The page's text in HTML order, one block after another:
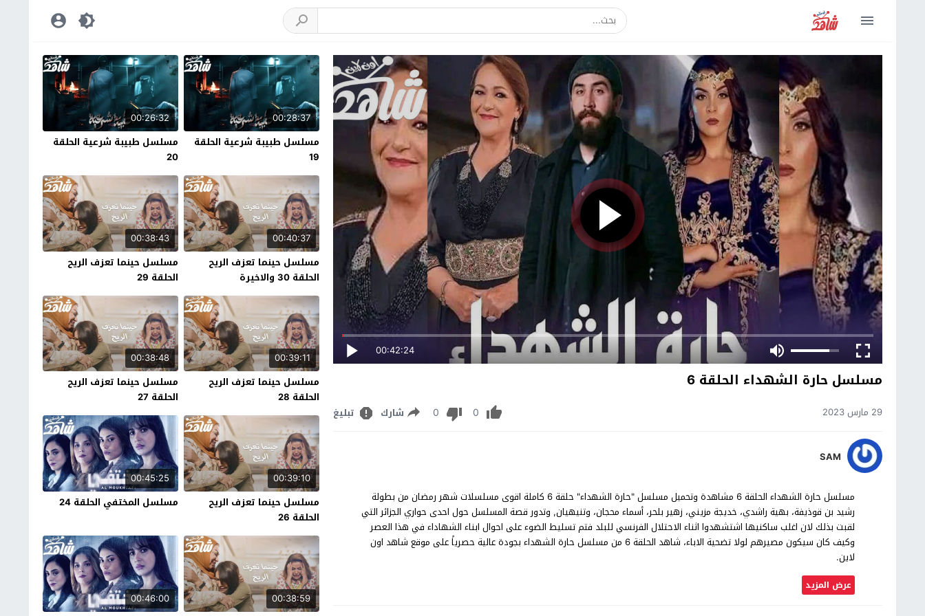
00:42:24
مسلسل حارة الشهداء الحلقة 6
29 مارس 2023 0
0 شارك تبليغ
SAM
مسلسل حارة الشهداء الحلقة 6 مشاهدة وتحميل مسلسل "حارة الشهداء" حلقة 6 كاملة اقوى مسلسلات شهر رمضان من بطولة
رشيد بن قوذيفة، بهية راشدي، خديجة مزيني، زهير بلحر، أسماء محجان، وتنيهيان, وتدور قصة المسلسل حول احدى حواري الجزائر التي
لقبت بذلك لان اغلب ساكنيها اشتشهدوا اثناء الاحتلال الفرنسي للبلد فتم تسليط الضوء على احوال ابناء الشهاداء في هذا العصر
وكيف كان سيكون مصيرهم لولا تضحية الاباء، شاهد الحلقة 6 من مسلسل حارة الشهداء بجودة عالية حصرياً على موقع شاهد اون
لاين.
عرض المزيد
00:28:37
مسلسل طبيبة شرعية الحلقة
19
00:26:32
مسلسل طبيبة شرعية الحلقة
20
00:40:37
مسلسل حينما تعزف الريح
الحلقة 30 والاخيرة
00:38:43
مسلسل حينما تعزف الريح
الحلقة 29
00:39:11
مسلسل حينما تعزف الريح
الحلقة 28
00:38:48
مسلسل حينما تعزف الريح
الحلقة 27
00:39:10
مسلسل حينما تعزف الريح
الحلقة 26
00:45:25
مسلسل المختفي الحلقة 24
00:38:59
00:46:00